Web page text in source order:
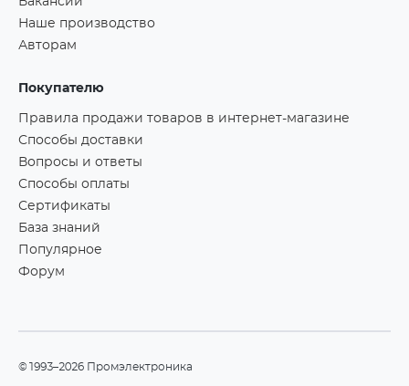
Наше производство
Авторам
Покупателю
Правила продажи товаров в интернет-магазине
Способы доставки
Вопросы и ответы
Способы оплаты
Сертификаты
База знаний
Популярное
Форум
©1993–2026 Промэлектроника